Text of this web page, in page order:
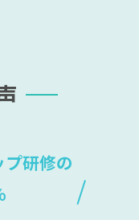
研修の